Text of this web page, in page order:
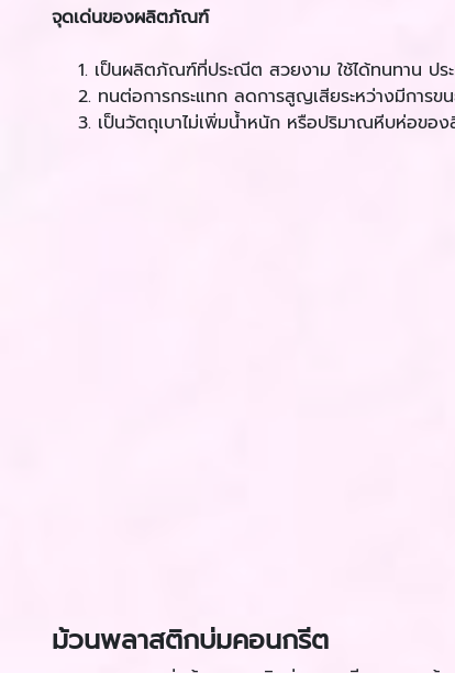
จุดเด่นของผลิตภัณฑ์
1. เป็นผลิตภัณฑ์ที่ประณีต สวยงาม ใช้ได้ทนทาน ประ
2. ทนต่อการกระแทก ลดการสูญเสียระหว่างมีการข
3. เป็นวัตถุเบาไม่เพิ่มน้ำหนัก หรือปริมาณหีบห่อของ
ม้วนพลาสติกบ่มคอนกรีต